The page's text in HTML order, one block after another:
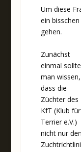
Um diese
ein
gehen.
Zunächst
einmal sollte
man wissen,
dass die
Züchter des
KfT (Klub für
Terrier e.V.)
nicht nur den
Zuchtrichtlini